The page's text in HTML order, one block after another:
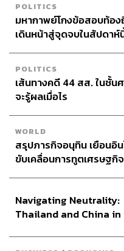
POLITICS
มหากาพย์โกงข้อสอบท้อ
เดินหน้าสู่จุดจบในสัปดาห์
POLITICS
เส้นทางคดี 44 สส. ในชั้น
จะรู้ผลเมื่อไร
WORLD
สรุปภารกิจอนุทิน เยือนอิ
ขับเคลื่อนการทูตเศรษฐกิ
Navigating Neutrality:
Thailand and China